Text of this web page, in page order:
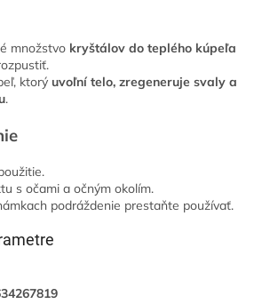
množstvo kryštálov do teplého kúpeľa
ktorý uvoľní telo, zregeneruje svaly a
.
s očami a očným okolím.
podráždenie prestaňte používať.